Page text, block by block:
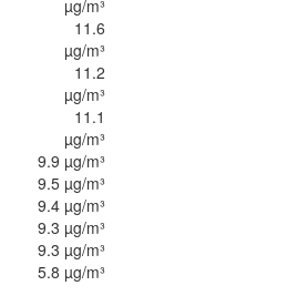
µg/m³
11.6
µg/m³
11.2
µg/m³
11.1
µg/m³
9.9 µg/m³
9.5 µg/m³
9.4 µg/m³
9.3 µg/m³
9.3 µg/m³
5.8 µg/m³